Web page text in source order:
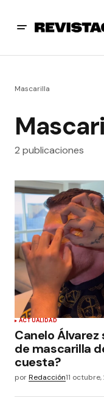
Mascarilla
2 publicaciones
ACTUALIDAD
Canelo
de mascarilla
cuesta?
porRedacción11